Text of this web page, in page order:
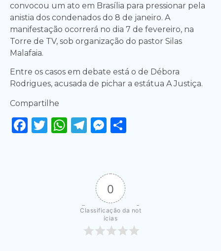
convocou um ato em Brasília para pressionar pela
anistia dos condenados do 8 de janeiro. A
manifestação ocorrerá no dia 7 de fevereiro, na
Torre de TV, sob organização do pastor Silas
Malafaia.
Entre os casos em debate está o de Débora
Rodrigues, acusada de pichar a estátua A Justiça.
Compartilhe
Facebook
Twitter
WhatsApp
Telegram
Messenger
0
Classificação da not
ícias